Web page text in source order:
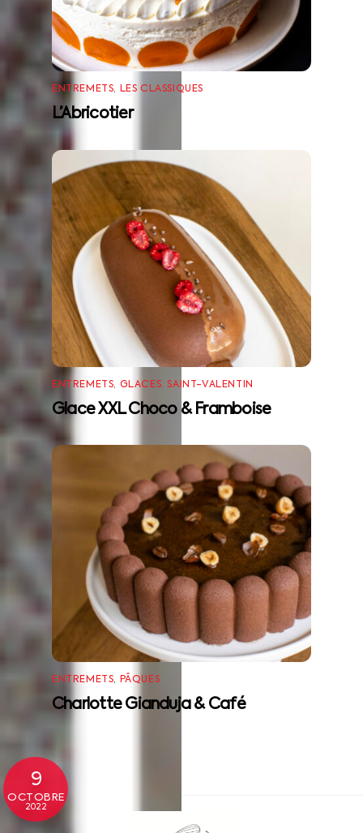
9
OCTOBRE
2022
ENTREMETS, LES CLASSIQUES
L’Abricotier
ENTREMETS, GLACES,SAINT-VALENTIN
Glace XXL Choco & Framboise
ENTREMETS, PÂQUES
Charlotte Gianduja & Café